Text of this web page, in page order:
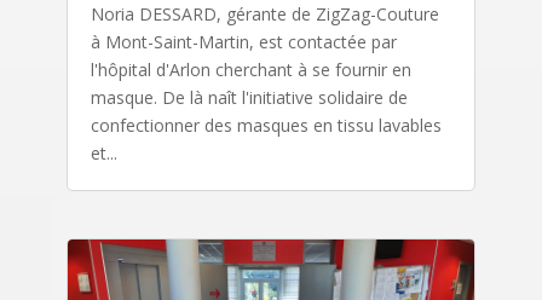
Noria DESSARD, gérante de ZigZag-Couture
à Mont-Saint-Martin, est contactée par
l'hôpital d'Arlon cherchant à se fournir en
masque. De là naît l'initiative solidaire de
confectionner des masques en tissu lavables
et...